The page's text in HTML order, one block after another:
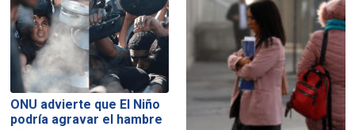
ONU advierte que El Niño
podría agravar el hambre